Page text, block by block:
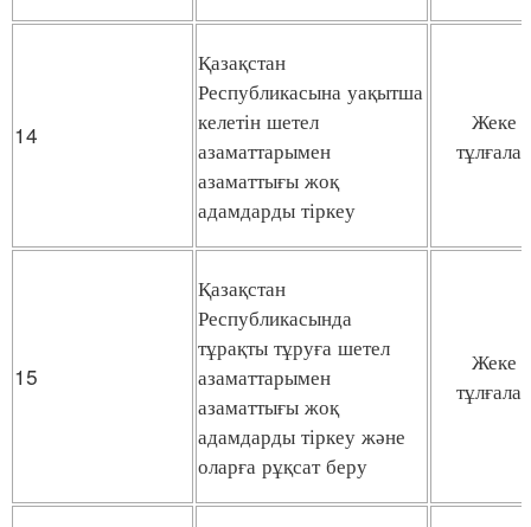
14
Қазақстан
Республикасына уақытша
келетін шетел
азаматтарымен
азаматтығы жоқ
адамдарды тіркеу
Жеке
тұлғалар
15
Қазақстан
Республикасында
тұрақты тұруға шетел
азаматтарымен
азаматтығы жоқ
адамдарды тіркеу және
оларға рұқсат беру
Жеке
тұлғалар